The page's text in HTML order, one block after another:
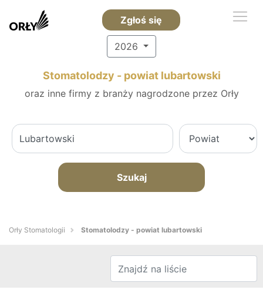
Zgłoś się
2026
Stomatolodzy - powiat lubartowski
oraz inne firmy z branży nagrodzone przez Orły
Szukaj
Orły Stomatologii Stomatolodzy - powiat lubartowski